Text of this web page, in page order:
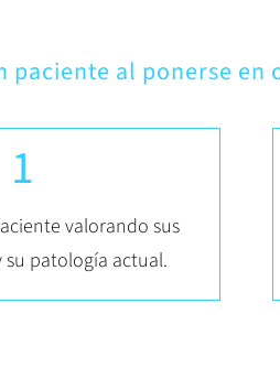
paciente al ponerse
1
valorando sus
su patología actual.